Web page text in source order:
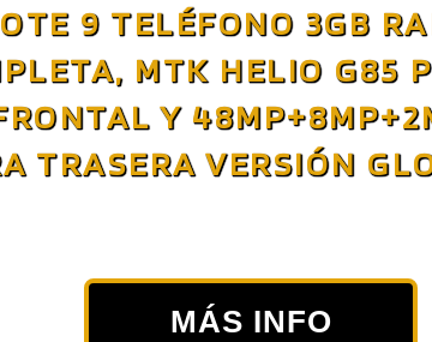
9 TELÉFONO 3GB
MTK HELIO G85
Y
TRASERA VERSIÓN
MÁS INFO